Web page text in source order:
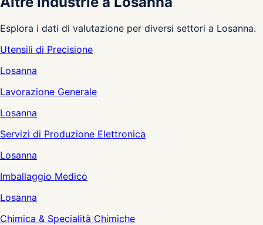
Esplora i dati di valutazione per diversi settori a Losanna.
Utensili di Precisione
Losanna
Lavorazione Generale
Losanna
Servizi di Produzione Elettronica
Losanna
Imballaggio Medico
Losanna
Chimica & Specialità Chimiche